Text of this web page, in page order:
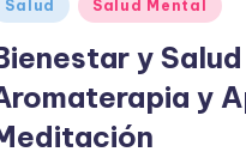
Salud Salud Mental
y
y